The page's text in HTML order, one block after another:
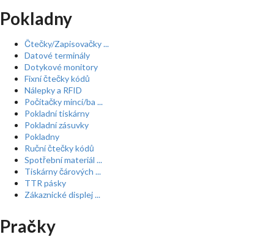
Pokladny
Čtečky/Zapisovačky ...
Datové terminály
Dotykové monitory
Fixní čtečky kódů
Nálepky a RFID
Počítačky mincí/ba ...
Pokladní tiskárny
Pokladní zásuvky
Pokladny
Ruční čtečky kódů
Spotřební materiál ...
Tiskárny čárových ...
TTR pásky
Zákaznické displej ...
Pračky